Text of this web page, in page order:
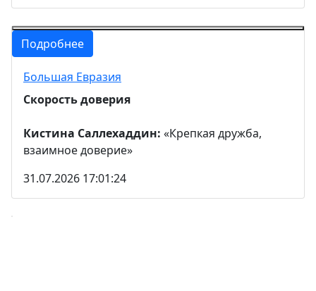
Подробнее
Большая Евразия
Скорость доверия
Кистина Саллехаддин: «Крепкая дружба,
взаимное доверие»
31.07.2026 17:01:24